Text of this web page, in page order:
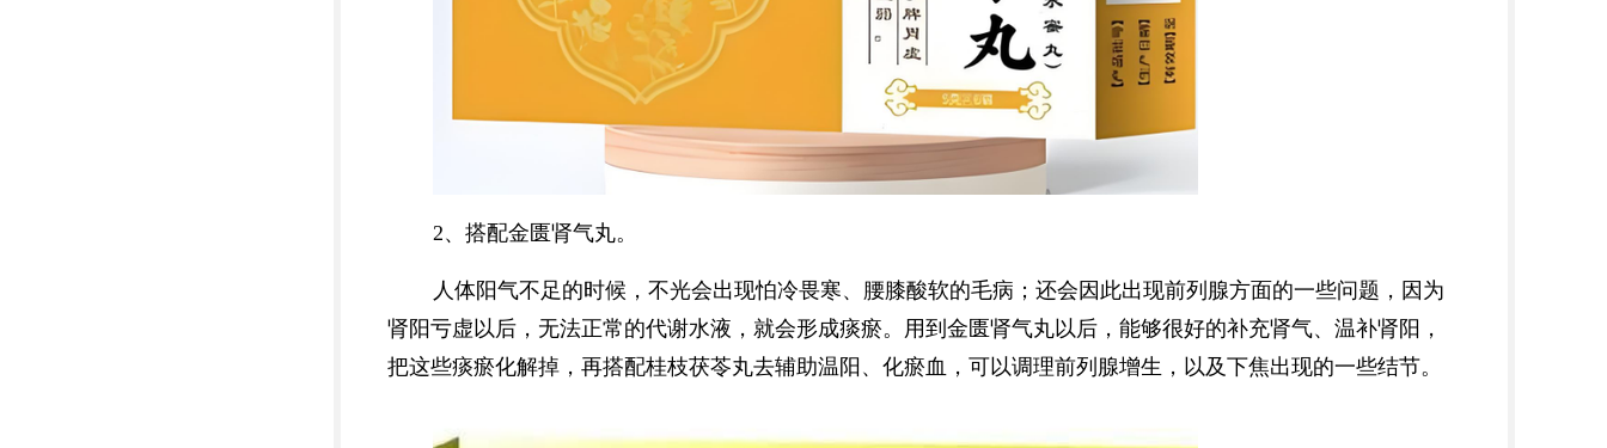
2、搭配金匮肾气丸。
人体阳气不足的时候，不光会出现怕冷畏寒、腰膝酸软的毛病；还会因此出现前列腺方面的一些问题，因为
肾阳亏虚以后，无法正常的代谢水液，就会形成痰瘀。用到金匮肾气丸以后，能够很好的补充肾气、温补肾阳，
把这些痰瘀化解掉，再搭配桂枝茯苓丸去辅助温阳、化瘀血，可以调理前列腺增生，以及下焦出现的一些结节。